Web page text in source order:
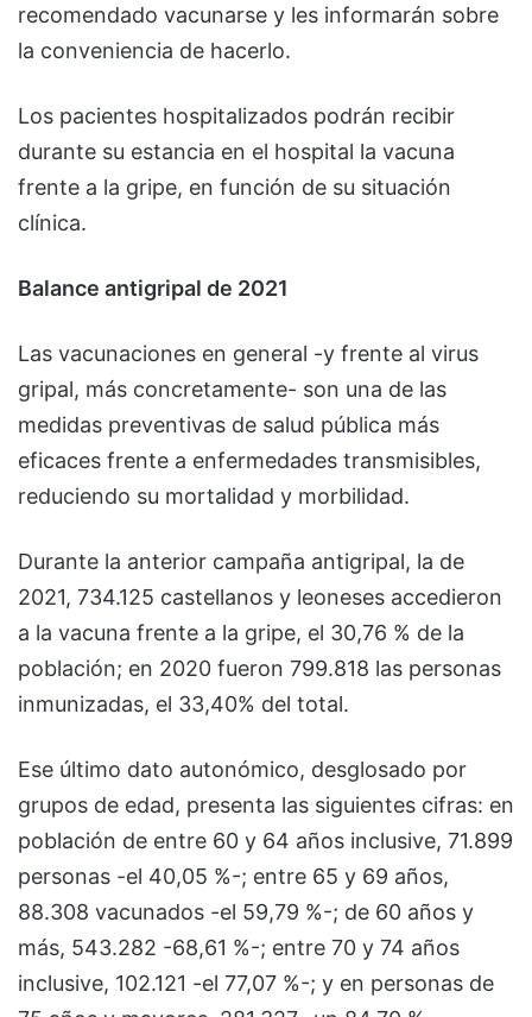
recomendado vacunarse y les informarán sobre
la conveniencia de hacerlo.
Los pacientes hospitalizados podrán recibir
durante su estancia en el hospital la vacuna
frente a la gripe, en función de su situación
clínica.
Balance antigripal de 2021
Las vacunaciones en general -y frente al virus
gripal, más concretamente- son una de las
medidas preventivas de salud pública más
eficaces frente a enfermedades transmisibles,
reduciendo su mortalidad y morbilidad.
Durante la anterior campaña antigripal, la de
2021, 734.125 castellanos y leoneses accedieron
a la vacuna frente a la gripe, el 30,76 % de la
población; en 2020 fueron 799.818 las personas
inmunizadas, el 33,40% del total.
Ese último dato autonómico, desglosado por
grupos de edad, presenta las siguientes cifras: en
población de entre 60 y 64 años inclusive, 71.899
personas -el 40,05 %-; entre 65 y 69 años,
88.308 vacunados -el 59,79 %-; de 60 años y
más, 543.282 -68,61 %-; entre 70 y 74 años
inclusive, 102.121 -el 77,07 %-; y en personas de